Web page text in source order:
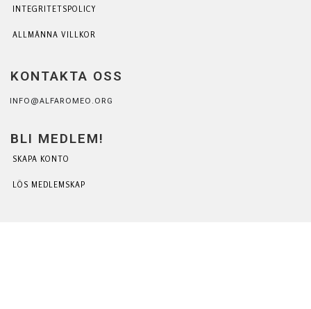
INTEGRITETSPOLICY
ALLMÄNNA VILLKOR
KONTAKTA OSS
INFO@ALFAROMEO.ORG
BLI MEDLEM!
SKAPA KONTO
LÖS MEDLEMSKAP